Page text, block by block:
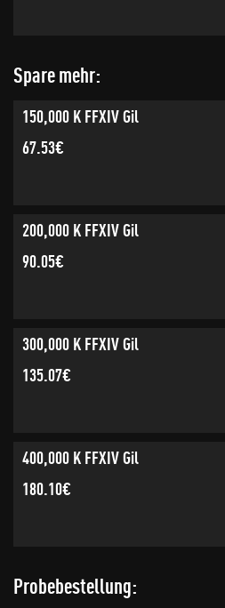
Spare mehr:
150,000 K FFXIV Gil
67.53€
200,000 K FFXIV Gil
90.05€
300,000 K FFXIV Gil
135.07€
400,000 K FFXIV Gil
180.10€
Probebestellung: